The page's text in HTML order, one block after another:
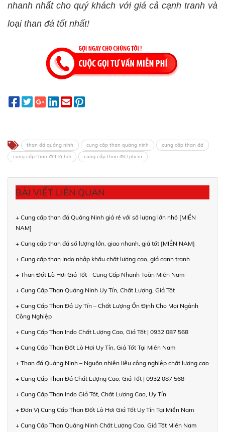
nhanh nhất cho quý khách với giá cả cạnh tranh và
loại than đá tốt nhất!
than đá quảng ninh cung cấp than quảng ninh
cung cấp than đá
cung cấp than đốt lò hơi
cung cấp than đá tphcm
BÀI VIẾT LIÊN QUAN
+ Cung cấp than đá Quảng Ninh giá rẻ với số lượng lớn nhỏ [MIỀN
NAM]
+ Cung cấp than đá số lượng lớn, giao nhanh, giá tốt [MIỀN NAM]
+ Cung cấp than Indo nhập khẩu chất lượng cao, giá cạnh tranh
+ Than Đốt Lò Hơi Giá Tốt - Cung Cấp Nhanh Toàn Miền Nam
+ Cung Cấp Than Quảng Ninh Uy Tín, Chất Lượng, Giá Tốt
+ Cung Cấp Than Đá Uy Tín – Chất Lượng Ổn Định Cho Mọi Ngành
Công Nghiệp
+ Cung Cấp Than Indo Chất Lượng Cao, Giá Tốt | 0932 087 568
+ Cung Cấp Than Đốt Lò Hơi Uy Tín, Giá Tốt Tại Miền Nam
+ Than đá Quảng Ninh – Nguồn nhiên liệu công nghiệp chất lượng cao
+ Cung Cấp Than Đá Chất Lượng Cao, Giá Tốt | 0932 087 568
+ Cung Cấp Than Indo Giá Tốt, Chất Lượng Cao, Uy Tín
+ Đơn Vị Cung Cấp Than Đốt Lò Hơi Giá Tốt Uy Tín Tại Miền Nam
+ Cung Cấp Than Quảng Ninh Chất Lượng Cao, Giá Tốt Miền Nam